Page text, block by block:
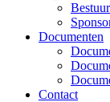
Bestuur
Documenten
Contact